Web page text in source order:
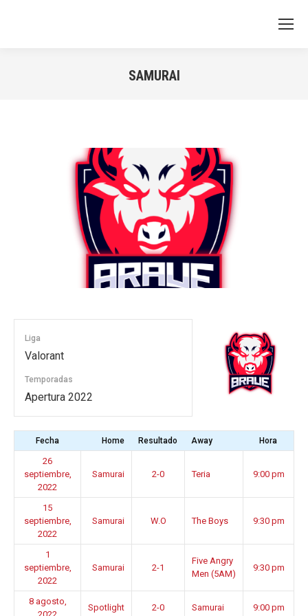
SAMURAI
Liga
Valorant
Temporadas
Apertura 2022
Fecha Home Resultado Away Hora
26
septiembre,
2022
Samurai 2-0 Teria 9:00 pm
15
septiembre,
2022
Samurai W.O The Boys 9:30 pm
1
septiembre,
2022
Samurai 2-1
Five Angry
Men (5AM)
9:30 pm
8 agosto,
Spotlight 2-0 Samurai 9:00 pm